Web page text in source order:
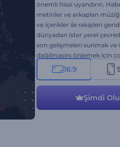
önemli hissi uyandırın.
metinler ve arkaplan
ve içerikler ile rakipleri
dünyadan ister yerel
son gelişmeleri sunmak ve
dağılmasını önlemek için
Hemen oluşturun ve haber
16:9
Şi̇mdi̇